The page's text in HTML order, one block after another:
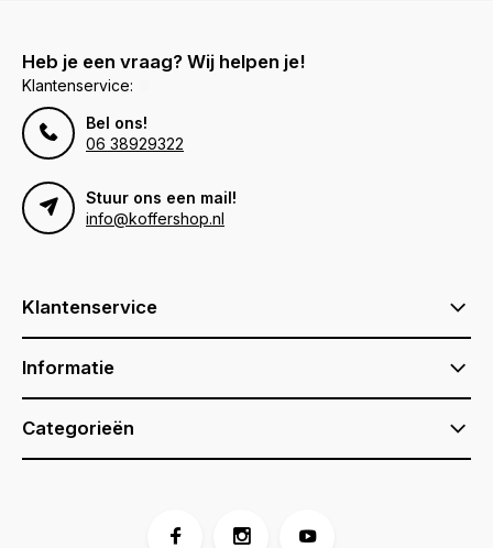
Heb je een vraag? Wij helpen je!
Klantenservice:
Bel ons!
06 38929322
Stuur ons een mail!
info@koffershop.nl
Klantenservice
Informatie
Categorieën